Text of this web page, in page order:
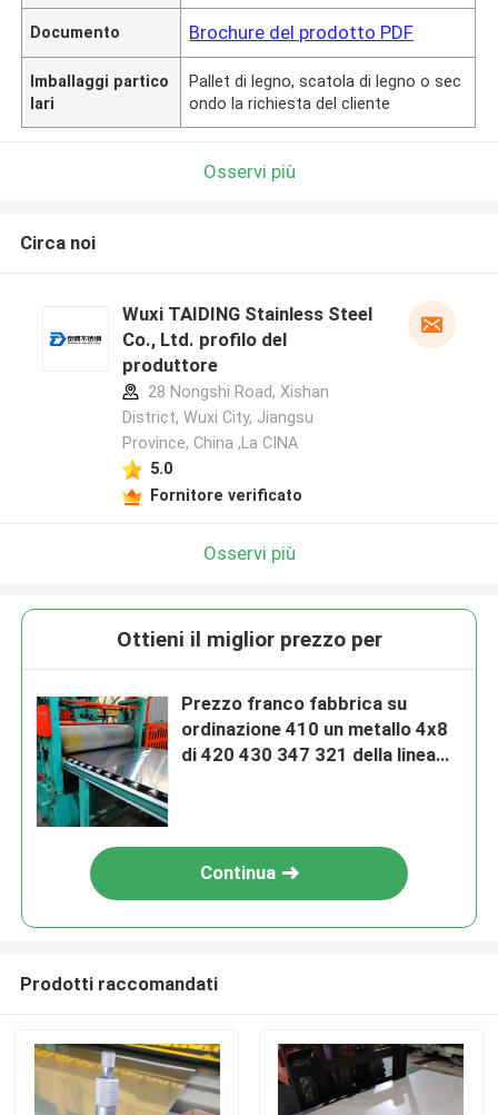
Documento Brochure del prodotto PDF
Imballaggi partico
lari
Pallet di legno, scatola di legno o sec
ondo la richiesta del cliente
Osservi più
Circa noi
Wuxi TAIDING Stainless Steel
Co., Ltd. profilo del
produttore
28 Nongshi Road, Xishan
District, Wuxi City, Jiangsu
Province, China ,La CINA
5.0
Fornitore verificato
Osservi più
Ottieni il miglior prezzo per
Prezzo franco fabbrica su
ordinazione 410 un metallo 4x8
di 420 430 347 321 della linea
Continua
Prodotti raccomandati